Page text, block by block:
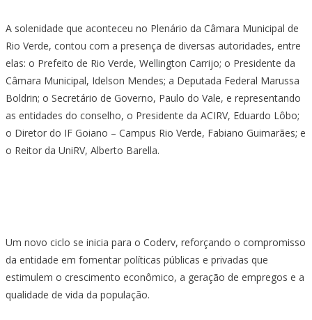
A solenidade que aconteceu no Plenário da Câmara Municipal de
Rio Verde, contou com a presença de diversas autoridades, entre
elas: o Prefeito de Rio Verde, Wellington Carrijo; o Presidente da
Câmara Municipal, Idelson Mendes; a Deputada Federal Marussa
Boldrin; o Secretário de Governo, Paulo do Vale, e representando
as entidades do conselho, o Presidente da ACIRV, Eduardo Lôbo;
o Diretor do IF Goiano – Campus Rio Verde, Fabiano Guimarães; e
o Reitor da UniRV, Alberto Barella.
Um novo ciclo se inicia para o Coderv, reforçando o compromisso
da entidade em fomentar políticas públicas e privadas que
estimulem o crescimento econômico, a geração de empregos e a
qualidade de vida da população.